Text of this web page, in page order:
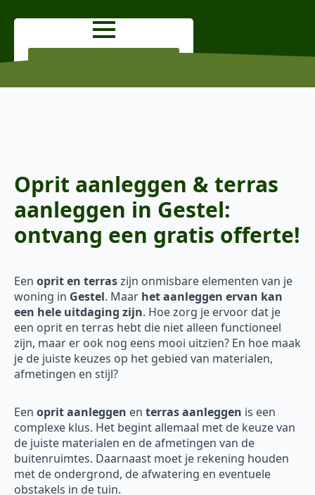
Oprit aanleggen & terras
aanleggen in Gestel:
ontvang een gratis offerte!
Een oprit en terraszijn onmisbare elementen van je
woning in Gestel. Maar het aanleggen ervan kan
een hele uitdaging zijn. Hoe zorg je ervoor dat je
een oprit en terras hebt die niet alleen functioneel
zijn, maar er ook nog eens mooi uitzien? En hoe maak
je de juiste keuzes op het gebied van materialen,
afmetingen en stijl?
Een oprit aanleggen en terras aanleggen is een
complexe klus. Het begint allemaal met de keuze van
de juiste materialen en de afmetingen van de
buitenruimtes. Daarnaast moet je rekening houden
met de ondergrond, de afwatering en eventuele
obstakels in de tuin.